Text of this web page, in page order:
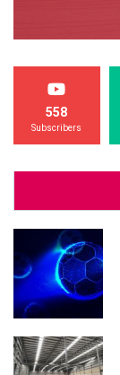
558
Subscribers